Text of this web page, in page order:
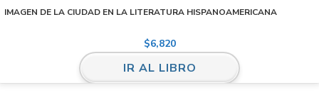
IMAGEN DE LA CIUDAD EN LA LITERATURA HISPANOAMERICANA
$6,820
IR AL LIBRO